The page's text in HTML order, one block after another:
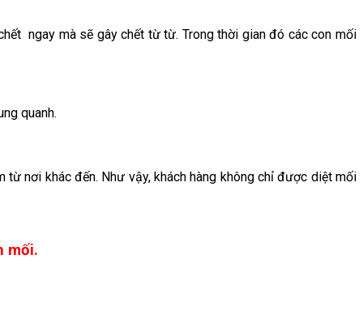
ngay mà sẽ gây chết từ từ. Trong thời gian đó các con mối
quanh.
nơi khác đến. Như vậy, khách hàng không chỉ được diệt mối
mối.